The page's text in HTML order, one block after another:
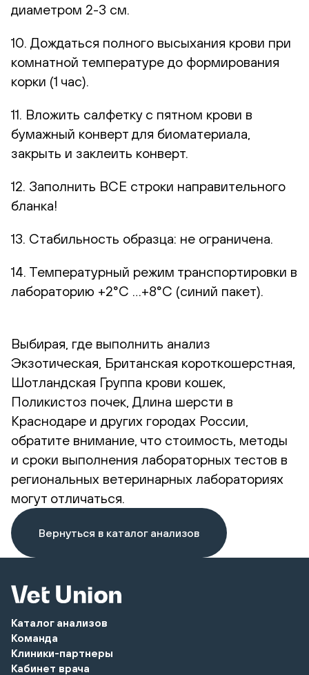
диаметром 2-3 см.
10. Дождаться полного высыхания крови при
комнатной температуре до формирования
корки (1 час).
11. Вложить салфетку с пятном крови в
бумажный конверт для биоматериала,
закрыть и заклеить конверт.
12. Заполнить ВСЕ строки направительного
бланка!
13. Стабильность образца: не ограничена.
14. Температурный режим транспортировки в
лабораторию +2°С …+8°С (синий пакет).
Выбирая, где выполнить анализ
Экзотическая, Британская короткошерстная,
Шотландская Группа крови кошек,
Поликистоз почек, Длина шерсти в
Краснодаре и других городах России,
обратите внимание, что стоимость, методы
и сроки выполнения лабораторных тестов в
региональных ветеринарных лабораториях
могут отличаться.
Вернуться в каталог анализов
Каталог анализов
Команда
Клиники-партнеры
Кабинет врача